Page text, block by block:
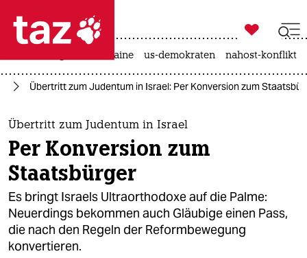
 taz zahl ich
taz zahl ich
themen
politik
öko
gesellschaft
kultur

taz zahl ich
krieg in der ukraine us-demokraten nahost-konflikt
Übertritt zum Judentum in Israel: Per Konversion zum
Übertritt zum Judentum in Israel
Per Konversion zum
Staatsbürger
Es bringt Israels Ultraorthodoxe auf die Palme:
Neuerdings bekommen auch Gläubige einen Pass,
die nach den Regeln der Reformbewegung
konvertieren.